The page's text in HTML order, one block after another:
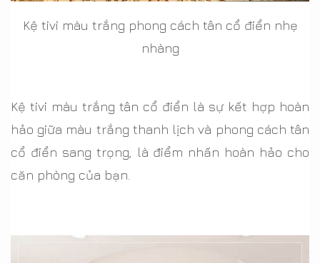
Kệ tivi màu trắng phong cách tân cổ điển nhẹ
nhàng
Kệ tivi màu trắng tân cổ điển là sự kết hợp hoàn
hảo giữa màu trắng thanh lịch và phong cách tân
cổ điển sang trọng, là điểm nhấn hoàn hảo cho
căn phòng của bạn.